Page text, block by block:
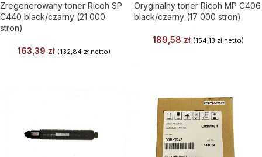
Zregenerowany toner Ricoh SP
C440 black/czarny (21 000
stron)
163,39 zł (132,84 zł netto)
Oryginalny toner Ricoh MP C406
black/czarny (17 000 stron)
189,58 zł (154,13 złnetto)